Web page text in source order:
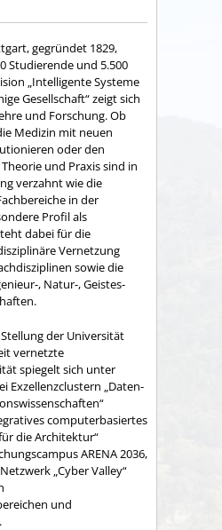
gegründet 1829,
Studierende und 5.500
„Intelligente Systeme
Gesellschaft“ zeigt sich
und Forschung. Ob
Medizin mit neuen
oder den
und Praxis sind in
verzahnt wie die
in der
Profil als
dabei für die
Vernetzung
sowie die
, Natur-, Geistes-
der Universität
vernetzte
spiegelt sich unter
Exzellenzclustern „Daten-
computerbasiertes
die Architektur“
ARENA 2036,
„Cyber Valley“
und